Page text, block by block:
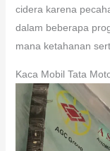
cidera karena
dalam beberapa
mana ketahanan
Kaca Mobil Tata